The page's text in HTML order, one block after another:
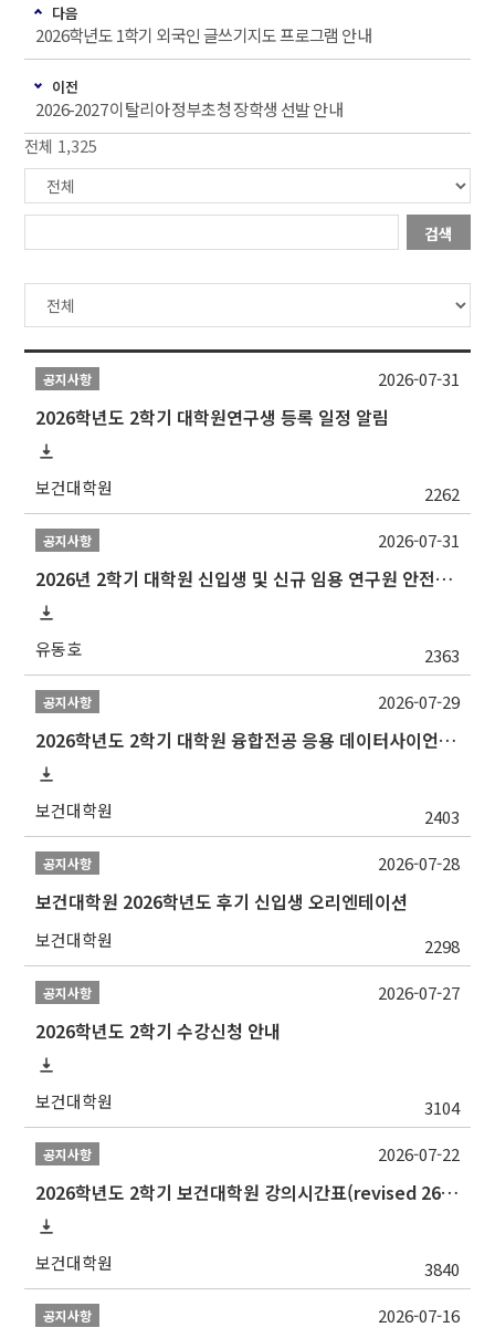
다음
2026학년도 1학기 외국인 글쓰기지도 프로그램 안내
이전
2026-2027 이탈리아 정부초청 장학생 선발 안내
전체 1,325
검색
공지사항
2026학년도 2학기 대학원연구생 등록 일정 알림
보건대학원 2262
2026-07-31
공지사항
2026년 2학기 대학원 신입생 및 신규 임용 연구원 안전환경교육(신규교육) 실시 안내
유동호 2363
2026-07-31
공지사항
2026학년도 2학기 대학원 융합전공 응용 데이터사이언스 선발 계획 알림
보건대학원 2403
2026-07-29
공지사항
보건대학원 2026학년도 후기 신입생 오리엔테이션
보건대학원 2298
2026-07-28
공지사항
2026학년도 2학기 수강신청 안내
보건대학원 3104
2026-07-27
공지사항
2026학년도 2학기 보건대학원 강의시간표(revised 260803)(2026 2nd SEMESTER SNU GSPH TIMETABLE)
보건대학원 3840
2026-07-22
공지사항 2026-07-16